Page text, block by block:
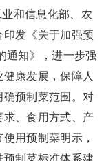
和信息化部、农
发《关于加强预
通知》，进一步强
康发展，保障人
确预制菜范围。对
、食用方式、产
用预制菜明示，
制菜标准体系建